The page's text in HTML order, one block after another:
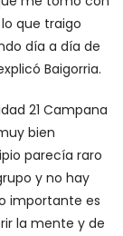
que traigo
día a día de
Baigorria.
21 Campana
bien
parecía raro
y no hay
importante es
la mente y de